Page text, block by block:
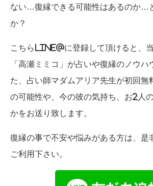
ない…復縁できる可能性はあるのか…
か？
こちらLINE@に登録して頂けると、
「高瀬ミミコ」が占いや復縁のノウハ
た、占い師マダムアリア先生が初回無
の可能性や、今の彼の気持ち、お2人
かをお送り致します。
復縁の事で不安や悩みがある方は、是
ご利用下さい。